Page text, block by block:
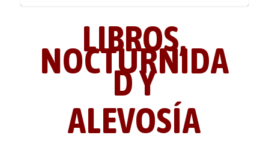
LIBROS,
NOCTURNIDA
D Y
ALEVOSÍA